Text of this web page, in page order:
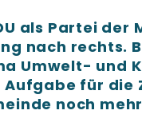
als Partei
nach rechts.
Umwelt- und
Aufgabe für
noch